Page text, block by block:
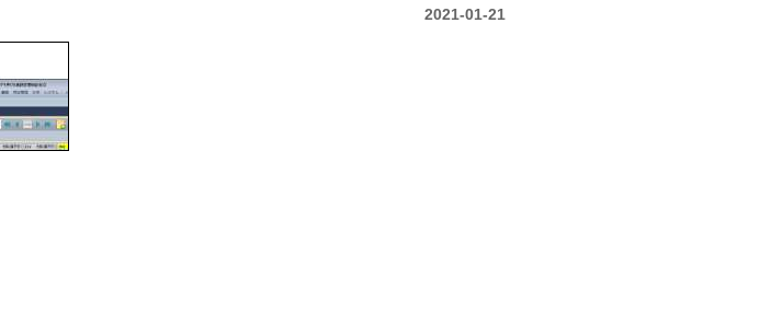
2021-01-21